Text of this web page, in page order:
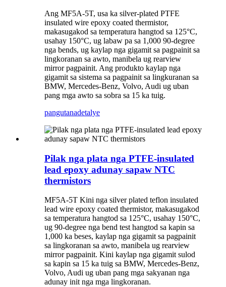
Ang MF5A-5T, usa ka silver-plated PTFE
insulated wire epoxy coated thermistor,
makasugakod sa temperatura hangtod sa 125°C,
usahay 150°C, ug labaw pa sa 1,000 90-degree
nga bends, ug kaylap nga gigamit sa pagpainit sa
lingkoranan sa awto, manibela ug rearview
mirror pagpainit. Ang produkto kaylap nga
gigamit sa sistema sa pagpainit sa lingkuranan sa
BMW, Mercedes-Benz, Volvo, Audi ug uban
pang mga awto sa sobra sa 15 ka tuig.
pangutanadetalye
Pilak nga plata nga PTFE-insulated
lead epoxy adunay sapaw NTC
thermistors
MF5A-5T Kini nga silver plated teflon insulated
lead wire epoxy coated thermistor, makasugakod
sa temperatura hangtod sa 125°C, usahay 150°C,
ug 90-degree nga bend test hangtod sa kapin sa
1,000 ka beses, kaylap nga gigamit sa pagpainit
sa lingkoranan sa awto, manibela ug rearview
mirror pagpainit. Kini kaylap nga gigamit sulod
sa kapin sa 15 ka tuig sa BMW, Mercedes-Benz,
Volvo, Audi ug uban pang mga sakyanan nga
adunay init nga mga lingkoranan.